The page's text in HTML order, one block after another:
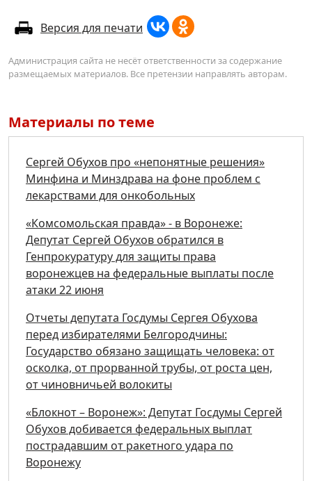
Версия для печати
Администрация сайта не несёт ответственности за содержание
размещаемых материалов. Все претензии направлять авторам.
Материалы по теме
Сергей Обухов про «непонятные решения»
Минфина и Минздрава на фоне проблем с
лекарствами для онкобольных
«Комсомольская правда» - в Воронеже:
Депутат Сергей Обухов обратился в
Генпрокуратуру для защиты права
воронежцев на федеральные выплаты после
атаки 22 июня
Отчеты депутата Госдумы Сергея Обухова
перед избирателями Белгородчины:
Государство обязано защищать человека: от
осколка, от прорванной трубы, от роста цен,
от чиновничьей волокиты
«Блокнот – Воронеж»: Депутат Госдумы Сергей
Обухов добивается федеральных выплат
пострадавшим от ракетного удара по
Воронежу